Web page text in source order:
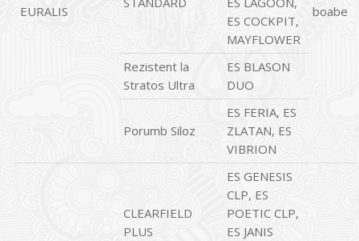
EURALIS
boabe
ES COCKPIT,
MAYFLOWER
Rezistent la
Stratos Ultra
ES BLASON
DUO
Porumb Siloz
ES FERIA, ES
ZLATAN, ES
VIBRION
CLEARFIELD
PLUS
ES GENESIS
CLP, ES
POETIC CLP,
ES JANIS